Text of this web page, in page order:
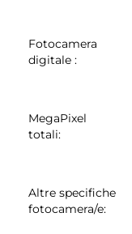
Fotocamera
digitale :
MegaPixel
totali:
Altre specifiche
fotocamera/e: